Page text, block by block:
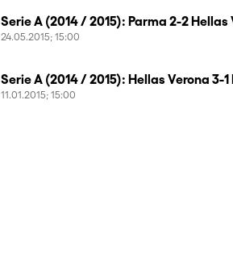
Serie A (2014 / 2015): Parma 2-2 Hellas
24.05.2015; 15:00
Serie A (2014 / 2015): Hellas Verona 3-1
11.01.2015; 15:00